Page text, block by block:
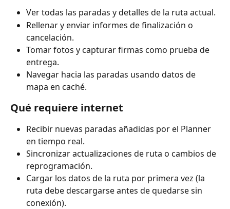
Ver todas las paradas y detalles de la ruta actual.
Rellenar y enviar informes de finalización o
cancelación.
Tomar fotos y capturar firmas como prueba de
entrega.
Navegar hacia las paradas usando datos de
mapa en caché.
Qué requiere internet
Recibir nuevas paradas añadidas por el Planner
en tiempo real.
Sincronizar actualizaciones de ruta o cambios de
reprogramación.
Cargar los datos de la ruta por primera vez (la
ruta debe descargarse antes de quedarse sin
conexión).